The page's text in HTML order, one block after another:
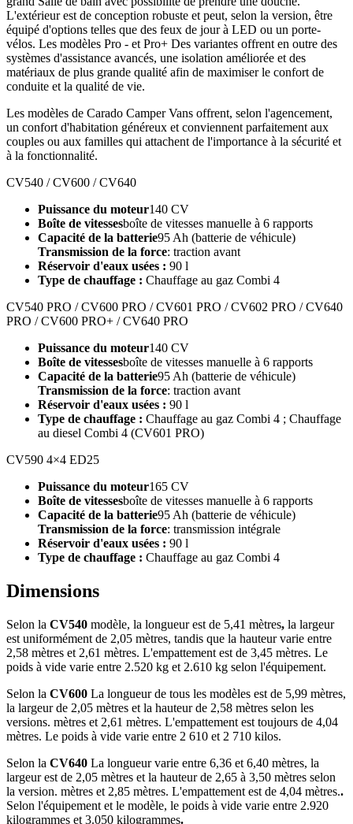
L'extérieur est de conception robuste et peut, selon la version, être
équipé d'options telles que des feux de jour à LED ou un porte-
vélos. Les modèles Pro - et Pro+ Des variantes offrent en outre des
systèmes d'assistance avancés, une isolation améliorée et des
matériaux de plus grande qualité afin de maximiser le confort de
conduite et la qualité de vie.
Les modèles de Carado Camper Vans offrent, selon l'agencement,
un confort d'habitation généreux et conviennent parfaitement aux
couples ou aux familles qui attachent de l'importance à la sécurité et
à la fonctionnalité.
CV540 / CV600 / CV640
Puissance du moteur140 CV
Boîte de vitessesboîte de vitesses manuelle à 6 rapports
Capacité de la batterie95 Ah (batterie de véhicule)
Transmission de la force: traction avant
Réservoir d'eaux usées : 90 l
Type de chauffage : Chauffage au gaz Combi 4
CV540 PRO / CV600 PRO / CV601 PRO / CV602 PRO / CV640
PRO / CV600 PRO+ / CV640 PRO
Puissance du moteur140 CV
Boîte de vitessesboîte de vitesses manuelle à 6 rapports
Capacité de la batterie95 Ah (batterie de véhicule)
Transmission de la force: traction avant
Réservoir d'eaux usées : 90 l
Type de chauffage : Chauffage au gaz Combi 4 ; Chauffage
au diesel Combi 4 (CV601 PRO)
CV590 4×4 ED25
Puissance du moteur165 CV
Boîte de vitessesboîte de vitesses manuelle à 6 rapports
Capacité de la batterie95 Ah (batterie de véhicule)
Transmission de la force: transmission intégrale
Réservoir d'eaux usées : 90 l
Type de chauffage : Chauffage au gaz Combi 4
Dimensions
Selon la CV540 modèle, la longueur est de 5,41 mètres, la largeur
est uniformément de 2,05 mètres, tandis que la hauteur varie entre
2,58 mètres et 2,61 mètres. L'empattement est de 3,45 mètres. Le
poids à vide varie entre 2.520 kg et 2.610 kg selon l'équipement.
Selon la CV600 La longueur de tous les modèles est de 5,99 mètres,
la largeur de 2,05 mètres et la hauteur de 2,58 mètres selon les
versions. mètres et 2,61 mètres. L'empattement est toujours de 4,04
mètres. Le poids à vide varie entre 2 610 et 2 710 kilos.
Selon la CV640 La longueur varie entre 6,36 et 6,40 mètres, la
largeur est de 2,05 mètres et la hauteur de 2,65 à 3,50 mètres selon
la version. mètres et 2,85 mètres. L'empattement est de 4,04 mètres..
Selon l'équipement et le modèle, le poids à vide varie entre 2.920
kilogrammes et 3.050 kilogrammes.